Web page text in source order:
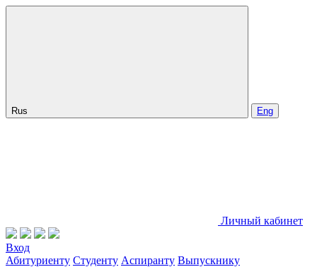
Rus Eng
Личный кабинет
Вход
Абитуриенту Студенту Аспиранту Выпускнику